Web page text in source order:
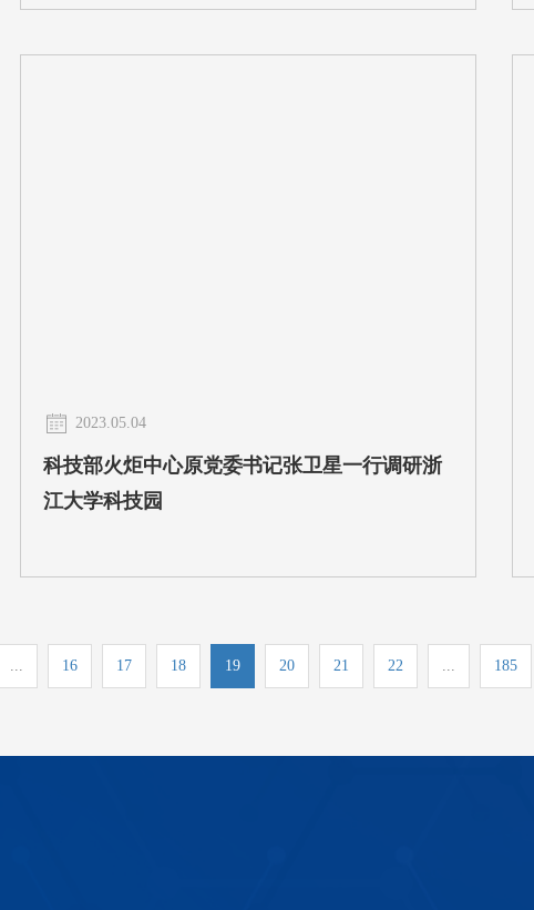
2023.05.04
科技部火炬中心原党委书记张卫星一行调研浙
江大学科技园
... 16 17 18 19 20 21 22 ... 185